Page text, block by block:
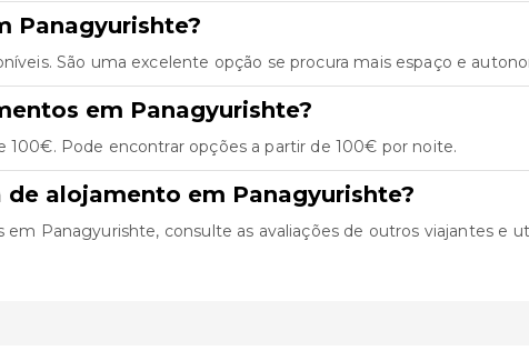
Panagyurishte?
São uma excelente opção se procura mais espaço e
em Panagyurishte?
Pode encontrar opções a partir de 100€ por noite.
alojamento em Panagyurishte?
Panagyurishte, consulte as avaliações de outros viajantes e